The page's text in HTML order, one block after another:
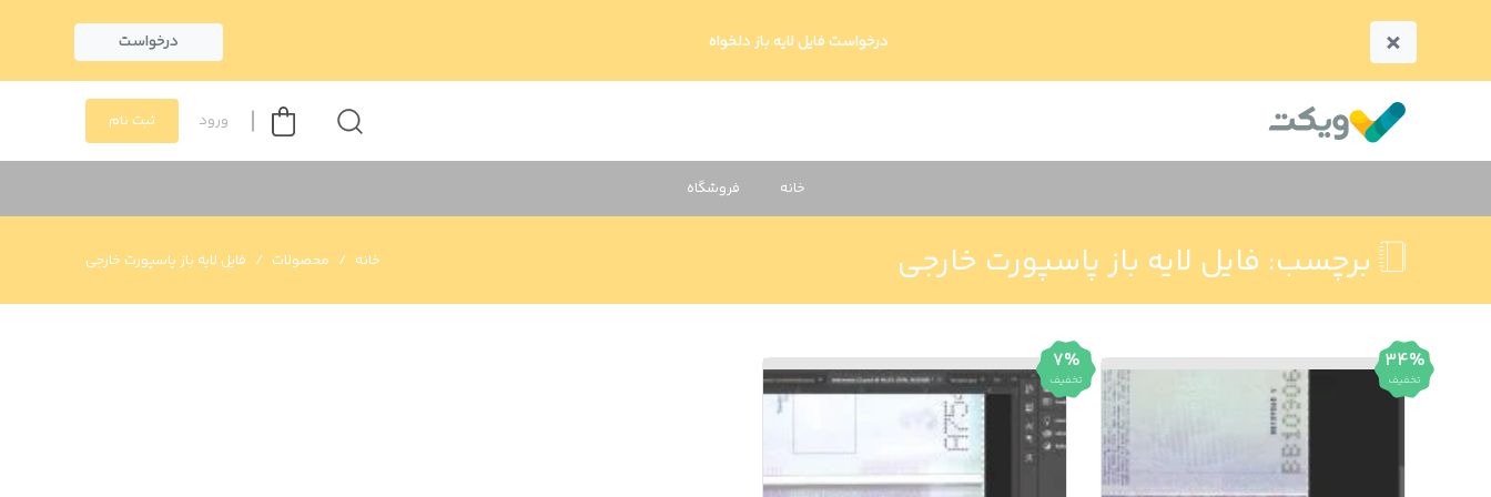
× درخواست فایل لایه باز دلخواه درخواست
ورود ثبت نام
خانه فروشگاه
برچسب: فایل لایه باز پاسپورت خارجی خانه محصولات فایل لایه باز پاسپورت خارجی
34%
تخفیف
7%
تخفیف